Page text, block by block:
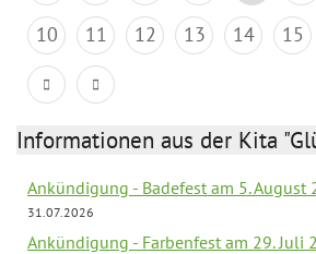
10
11 12 13 14 15
Informationen aus der Kita
Ankündigung - Badefest am 5. August
31.07.2026
Ankündigung - Farbenfest am 29. Juli